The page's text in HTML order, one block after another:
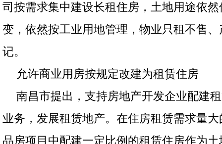
司按需求集中建设长租住房，土地用途依
变，依然按工业用地管理，物业只租不售
记。
允许商业用房按规定改建为租赁住房
南昌市提出，支持房地产开发企业配建
业务，发展租赁地产。在住房租赁需求量
品房项目中配建一定比例的租赁住房作为